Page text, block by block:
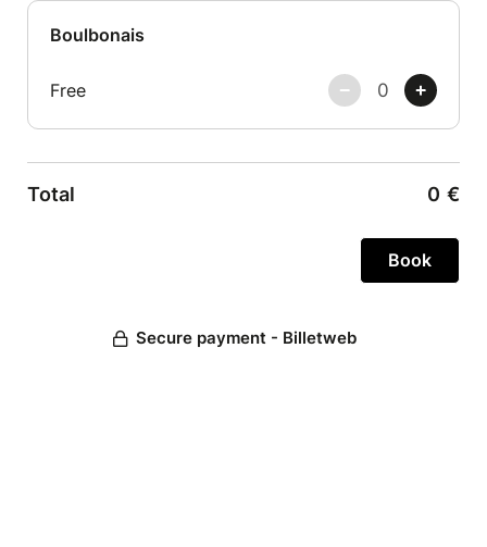
Boulbonais
Free
Total 0 €
Secure payment - Billetweb